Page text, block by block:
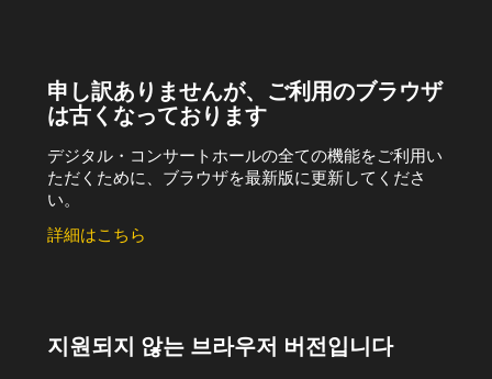
申し訳ありませんが、ご利用のブラウザ
は古くなっております
デジタル・コンサートホールの全ての機能をご利用い
ただくために、ブラウザを最新版に更新してくださ
い。
詳細はこちら
지원되지 않는 브라우저 버전입니다